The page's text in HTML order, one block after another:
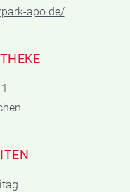
apo.de/